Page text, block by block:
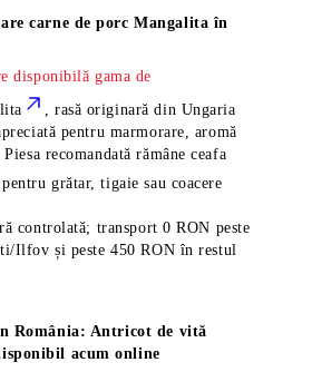
arecarne de porc Mangalita în
disponibilă gama de
, rasă originară din Ungaria
pentru marmorare, aromă
recomandată rămâneceafa
grătar, tigaie sau coacere
controlată; transport 0 RON peste
Ilfov și peste 450 RON în restul
România: Antricot de vită
acum online